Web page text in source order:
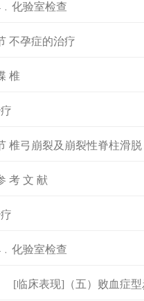
化验室检查
不孕症的治疗
椎
椎弓崩裂及崩裂性脊柱滑脱
考 文 献
化验室检查
][临床表现]（五）败血症型